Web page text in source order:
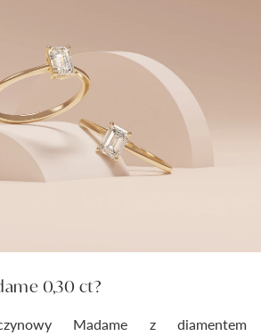
0,30 ct?
Madame z diamentem